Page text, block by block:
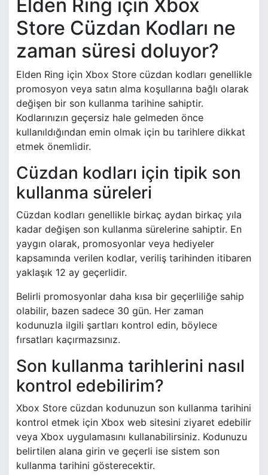
Elden Ring için Xbox
Store Cüzdan Kodları ne
zaman süresi doluyor?
Elden Ring için Xbox Store cüzdan kodları genellikle
promosyon veya satın alma koşullarına bağlı olarak
değişen bir son kullanma tarihine sahiptir.
Kodlarınızın geçersiz hale gelmeden önce
kullanıldığından emin olmak için bu tarihlere dikkat
etmek önemlidir.
Cüzdan kodları için tipik son
kullanma süreleri
Cüzdan kodları genellikle birkaç aydan birkaç yıla
kadar değişen son kullanma sürelerine sahiptir. En
yaygın olarak, promosyonlar veya hediyeler
kapsamında verilen kodlar, veriliş tarihinden itibaren
yaklaşık 12 ay geçerlidir.
Belirli promosyonlar daha kısa bir geçerliliğe sahip
olabilir, bazen sadece 30 gün. Her zaman
kodunuzla ilgili şartları kontrol edin, böylece
fırsatları kaçırmazsınız.
Son kullanma tarihlerini nasıl
kontrol edebilirim?
Xbox Store cüzdan kodunuzun son kullanma tarihini
kontrol etmek için Xbox web sitesini ziyaret edebilir
veya Xbox uygulamasını kullanabilirsiniz. Kodunuzu
belirtilen alana girin ve geçerli ise sistem son
kullanma tarihini gösterecektir.